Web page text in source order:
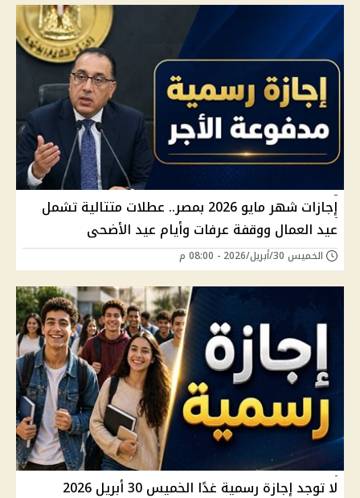
إجازات شهر مايو 2026 بمصر.. عطلات متتالية تشمل
عيد العمال ووقفة عرفات وأيام عيد الأضحى
الخميس 30/أبريل/2026 - 08:00 م
لا توجد إجازة رسمية غدًا الخميس 30 أبريل 2026